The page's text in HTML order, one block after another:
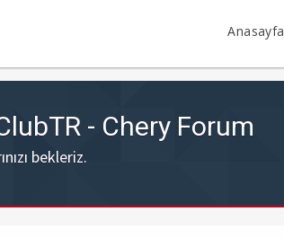
Anasayfa
- Chery Forum
bekleriz.